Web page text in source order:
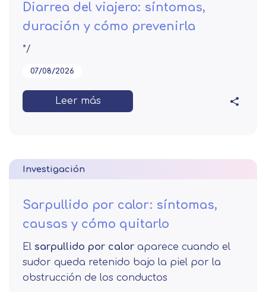
Diarrea del viajero: síntomas,
duración y cómo prevenirla
*/
07/08/2026
Leer más
Investigación
Sarpullido por calor: síntomas,
causas y cómo quitarlo
El sarpullido por calor aparece cuando el
sudor queda retenido bajo la piel por la
obstrucción de los conductos